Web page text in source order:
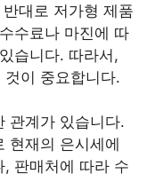
대로 저가형 제품
수료나 마진에 따
습니다. 따라서,
이 중요합니다.
관계가 있습니다.
현재의 은시세에
판매처에 따라 수